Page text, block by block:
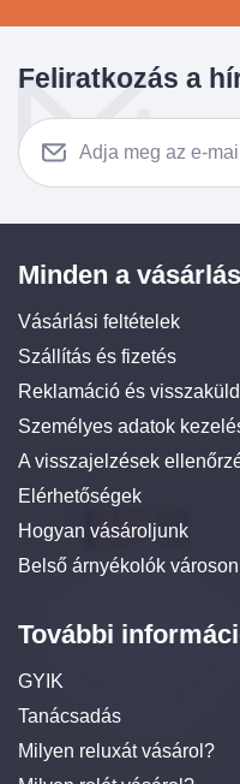
Feliratkozás a
Minden a
Vásárlási feltételek
Szállítás és fizetés
Reklamáció és
Személyes adatok
A visszajelzések
Elérhetőségek
Hogyan vásároljunk
Belső árnyékolók
További
GYIK
Tanácsadás
Milyen reluxát vásárol?